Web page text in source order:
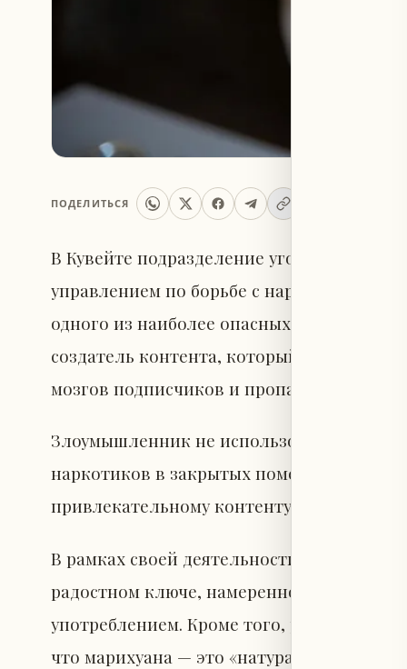
ПОДЕЛИТЬСЯ
В Кувейте подразделение уголовной
управлением по борьбе с наркотиками,
одного из наиболее опасных
создатель контента, который превратил
мозгов подписчиков и пропаганды
Злоумышленник не использовал
наркотиков в закрытых помещениях, а
привлекательному контенту,
В рамках своей деятельности он
радостном ключе, намеренно устраняя
употреблением. Кроме того,
что марихуана — это «натуральное и